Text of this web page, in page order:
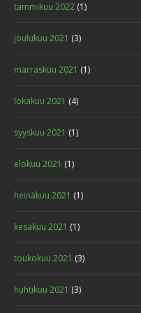
tammikuu 2022 (1)
joulukuu 2021 (3)
marraskuu 2021 (1)
lokakuu 2021 (4)
syyskuu 2021 (1)
elokuu 2021 (1)
heinäkuu 2021 (1)
kesäkuu 2021 (1)
toukokuu 2021 (3)
huhtikuu 2021 (3)